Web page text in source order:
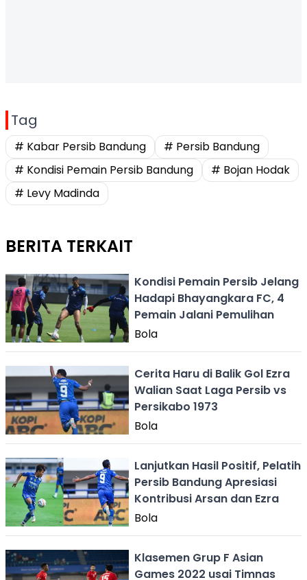
Tag
# Kabar Persib Bandung
# Persib Bandung
# Kondisi Pemain Persib Bandung
# Bojan Hodak
# Levy Madinda
BERITA TERKAIT
Kondisi Pemain Persib Jelang
Hadapi Bhayangkara FC, 4
Pemain Jalani Pemulihan
Bola
Cerita Haru di Balik Gol Ezra
Walian Saat Laga Persib vs
Persikabo 1973
Bola
Lanjutkan Hasil Positif, Pelatih
Persib Bandung Apresiasi
Kontribusi Arsan dan Ezra
Bola
Klasemen Grup F Asian
Games 2022 usai Timnas